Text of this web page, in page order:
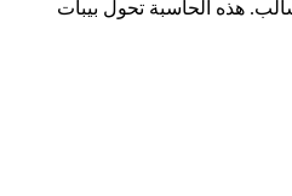
تكلفة معاملتك. تدفع السبريد في كل مرة تفتح صفقة. لسبريد 1.5 بيب على اليورو دولار بلوت قياسي، تبدأ فوراً بـ 15$ في السالب. هذه الحاسبة تحول بيبات